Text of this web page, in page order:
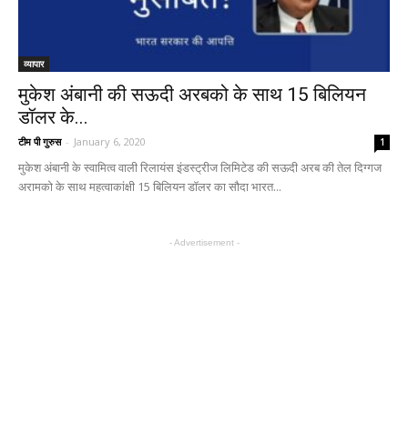
व्यापार
मुकेश अंबानी की सऊदी अरबको के साथ 15 बिलियन
डॉलर के...
टीम पी गुरुस - January 6, 2020 1
मुकेश अंबानी के स्वामित्व वाली रिलायंस इंडस्ट्रीज लिमिटेड की सऊदी अरब की तेल दिग्गज
अरामको के साथ महत्वाकांक्षी 15 बिलियन डॉलर का सौदा भारत...
- Advertisement -